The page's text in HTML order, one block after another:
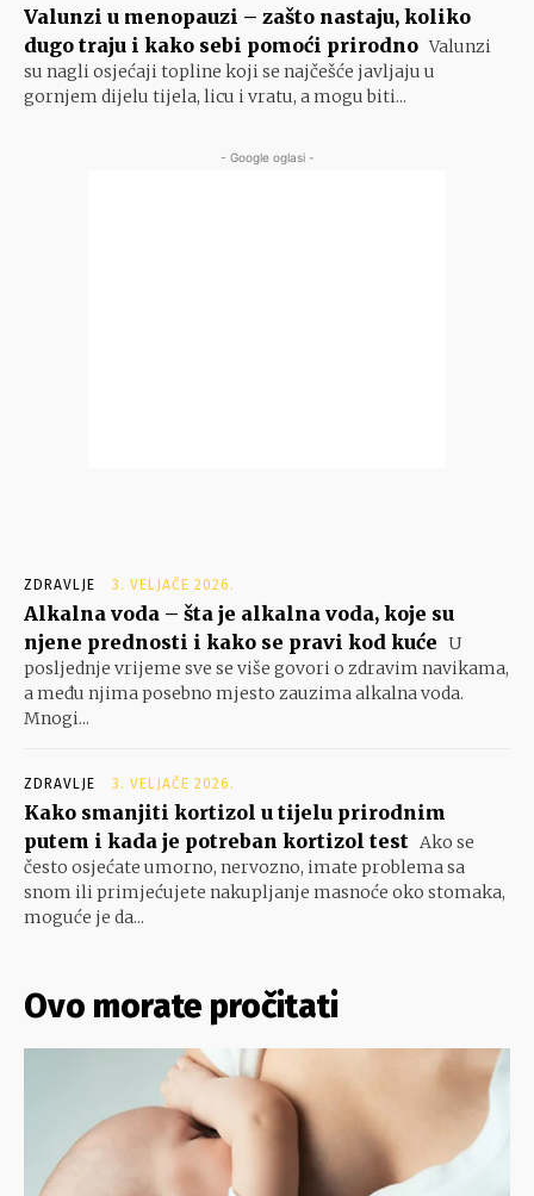
Valunzi u menopauzi – zašto nastaju, koliko
dugo traju i kako sebi pomoći prirodno Valunzi
su nagli osjećaji topline koji se najčešće javljaju u
gornjem dijelu tijela, licu i vratu, a mogu biti...
- Google oglasi -
ZDRAVLJE 3. VELJAČE 2026.
Alkalna voda – šta je alkalna voda, koje su
njene prednosti i kako se pravi kod kuće U
posljednje vrijeme sve se više govori o zdravim navikama,
a među njima posebno mjesto zauzima alkalna voda.
Mnogi...
ZDRAVLJE 3. VELJAČE 2026.
Kako smanjiti kortizol u tijelu prirodnim
putem i kada je potreban kortizol test Ako se
često osjećate umorno, nervozno, imate problema sa
snom ili primjećujete nakupljanje masnoće oko stomaka,
moguće je da...
Ovo morate pročitati